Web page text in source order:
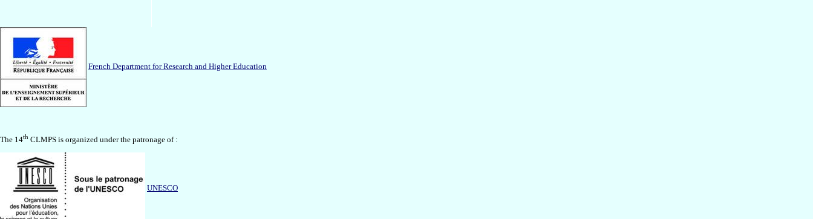
French Department for Research and Higher Education
The 14th CLMPS is organized under the patronage of :
UNESCO